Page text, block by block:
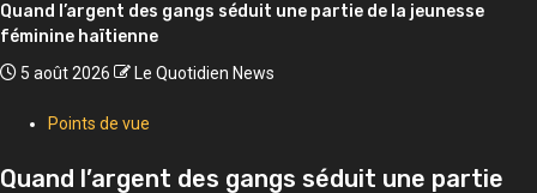
Quand l’argent des gangs séduit une partie de la jeunesse
féminine haïtienne
5 août 2026 Le Quotidien News
Points de vue
Quand l’argent des gangs séduit une partie